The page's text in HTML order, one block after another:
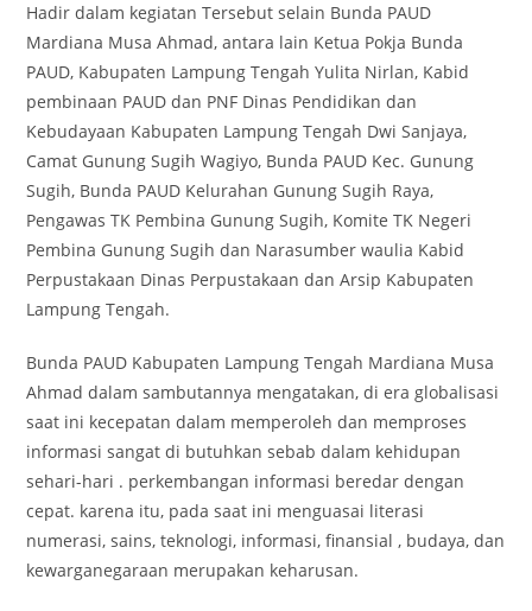
Hadir dalam kegiatan Tersebut selain Bunda PAUD
Mardiana Musa Ahmad, antara lain Ketua Pokja Bunda
PAUD, Kabupaten Lampung Tengah Yulita Nirlan, Kabid
pembinaan PAUD dan PNF Dinas Pendidikan dan
Kebudayaan Kabupaten Lampung Tengah Dwi Sanjaya,
Camat Gunung Sugih Wagiyo, Bunda PAUD Kec. Gunung
Sugih, Bunda PAUD Kelurahan Gunung Sugih Raya,
Pengawas TK Pembina Gunung Sugih, Komite TK Negeri
Pembina Gunung Sugih dan Narasumber waulia Kabid
Perpustakaan Dinas Perpustakaan dan Arsip Kabupaten
Lampung Tengah.
Bunda PAUD Kabupaten Lampung Tengah Mardiana Musa
Ahmad dalam sambutannya mengatakan, di era globalisasi
saat ini kecepatan dalam memperoleh dan memproses
informasi sangat di butuhkan sebab dalam kehidupan
sehari-hari . perkembangan informasi beredar dengan
cepat. karena itu, pada saat ini menguasai literasi
numerasi, sains, teknologi, informasi, finansial , budaya, dan
kewarganegaraan merupakan keharusan.